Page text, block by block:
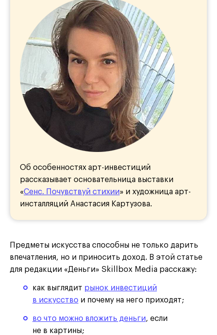
Об особенностях арт-инвестиций
рассказывает основательница выставки
«Сенс. Почувствуй стихии» и художница арт-
инсталляций Анастасия Картузова.
Предметы искусства способны не только дарить
впечатления, но и приносить доход. В этой статье
для редакции «Деньги» Skillbox Media расскажу:
как выглядит рынок инвестиций
в искусство и почему на него приходят;
во что можно вложить деньги, если
не в картины;